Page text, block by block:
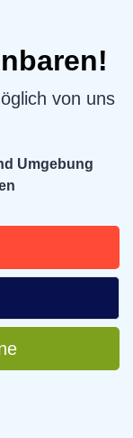
von uns
Umgebung